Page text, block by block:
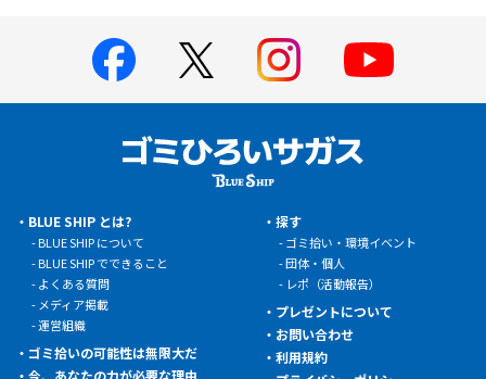
BLUE SHIP とは?
BLUE SHIP について
BLUE SHIP でできること
よくある質問
メディア掲載
運営組織
ゴミ拾いの可能性は無限大だ
今、あなたの力が必要な理由
探す
ゴミ拾い・環境イベント
団体・個人
レポ（活動報告）
プレゼントについて
お問い合わせ
利用規約